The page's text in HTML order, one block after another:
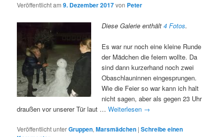
Veröffentlicht am9. Dezember 2017von Peter
Diese Galerie enthält4 Fotos.
Es war nur noch eine kleine Runde
der Mädchen die feiern wollte. Da
sind dann kurzerhand noch zwei
Obaschlauninnen eingesprungen.
Wie die Feier so war kann ich halt
nicht sagen, aber als gegen 23 Uhr
draußen vor unserer Tür laut …Weiterlesen →
Veröffentlicht unterGruppen,Marsmädchen |Schreibe einen